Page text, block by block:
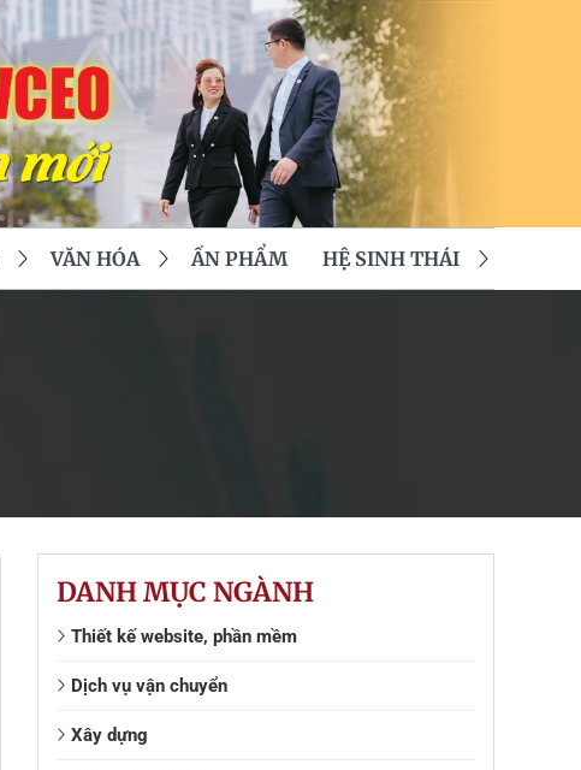
VĂN HÓA ẤN PHẨM HỆ SINH THÁI
DANH MỤC NGÀNH
Thiết kế website, phần mềm
Dịch vụ vận chuyển
Xây dựng